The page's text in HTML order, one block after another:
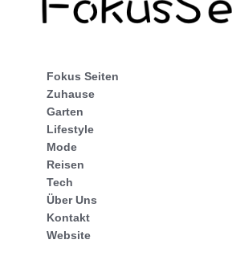
Fokus Seiten
Zuhause
Garten
Lifestyle
Mode
Reisen
Tech
Über Uns
Kontakt
Website